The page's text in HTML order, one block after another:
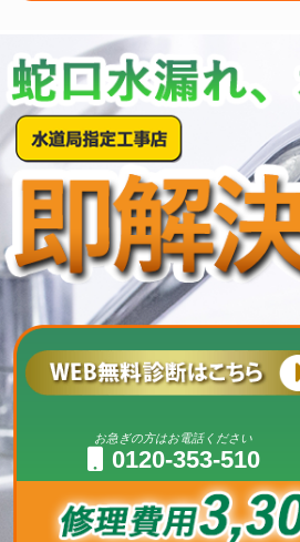
お急ぎの方はお電話ください
0120-353-510